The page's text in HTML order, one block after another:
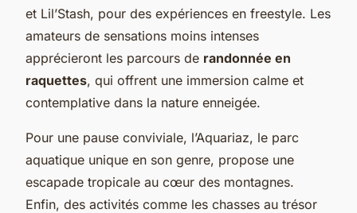
et Lil’Stash, pour des expériences en freestyle. Les
amateurs de sensations moins intenses
apprécieront les parcours de randonnée en
raquettes, qui offrent une immersion calme et
contemplative dans la nature enneigée.
Pour une pause conviviale, l’Aquariaz, le parc
aquatique unique en son genre, propose une
escapade tropicale au cœur des montagnes.
Enfin, des activités comme les chasses au trésor